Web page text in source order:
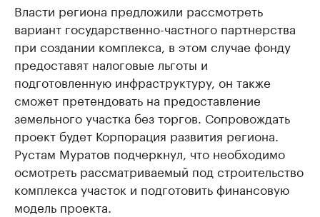
Власти региона предложили рассмотреть
вариант государственно-частного партнерства
при создании комплекса, в этом случае фонду
предоставят налоговые льготы и
подготовленную инфраструктуру, он также
сможет претендовать на предоставление
земельного участка без торгов. Сопровождать
проект будет Корпорация развития региона.
Рустам Муратов подчеркнул, что необходимо
осмотреть рассматриваемый под строительство
комплекса участок и подготовить финансовую
модель проекта.